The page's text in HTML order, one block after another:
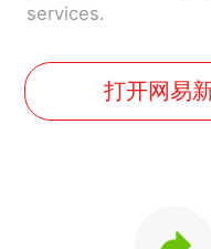
services.
打开网易